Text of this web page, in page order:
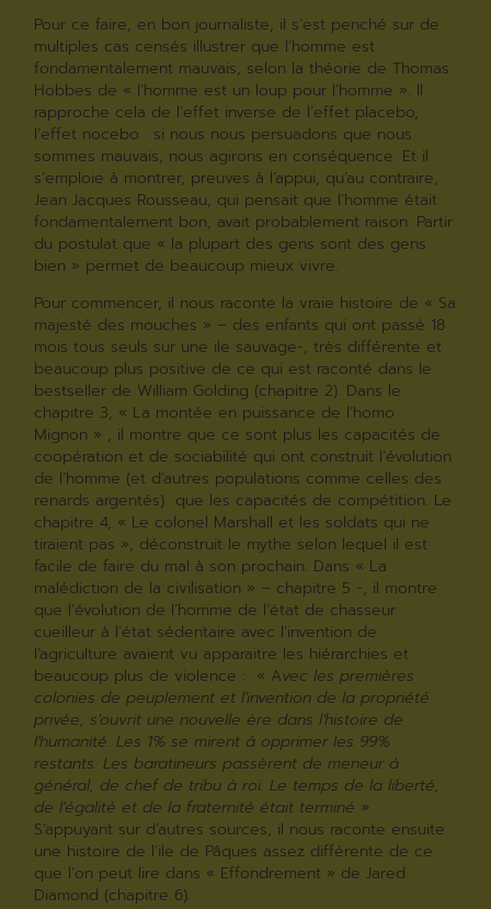
Pour ce faire, en bon journaliste, il s’est penché sur de
multiples cas censés illustrer que l’homme est
fondamentalement mauvais, selon la théorie de Thomas
Hobbes de « l’homme est un loup pour l’homme ». Il
rapproche cela de l’effet inverse de l’effet placebo,
l’effet nocebo : si nous nous persuadons que nous
sommes mauvais, nous agirons en conséquence. Et il
s’emploie à montrer, preuves à l’appui, qu’au contraire,
Jean Jacques Rousseau, qui pensait que l’homme était
fondamentalement bon, avait probablement raison. Partir
du postulat que « la plupart des gens sont des gens
bien » permet de beaucoup mieux vivre.
Pour commencer, il nous raconte la vraie histoire de « Sa
majesté des mouches » – des enfants qui ont passé 18
mois tous seuls sur une ile sauvage-, très différente et
beaucoup plus positive de ce qui est raconté dans le
bestseller de William Golding (chapitre 2). Dans le
chapitre 3, « La montée en puissance de l’homo
Mignon » , il montre que ce sont plus les capacités de
coopération et de sociabilité qui ont construit l’évolution
de l’homme (et d’autres populations comme celles des
renards argentés) que les capacités de compétition. Le
chapitre 4, « Le colonel Marshall et les soldats qui ne
tiraient pas », déconstruit le mythe selon lequel il est
facile de faire du mal à son prochain. Dans « La
malédiction de la civilisation » – chapitre 5 -, il montre
que l’évolution de l’homme de l’état de chasseur
cueilleur à l’état sédentaire avec l’invention de
l’agriculture avaient vu apparaitre les hiérarchies et
beaucoup plus de violence : « Avec les premières
colonies de peuplement et l'invention de la propriété
privée, s'ouvrit une nouvelle ère dans l'histoire de
l'humanité. Les 1% se mirent à opprimer les 99%
restants. Les baratineurs passèrent de meneur à
général, de chef de tribu à roi. Le temps de la liberté,
de l'égalité et de la fraternité était terminé ».
S’appuyant sur d’autres sources, il nous raconte ensuite
une histoire de l’ile de Pâques assez différente de ce
que l’on peut lire dans « Effondrement » de Jared
Diamond (chapitre 6).